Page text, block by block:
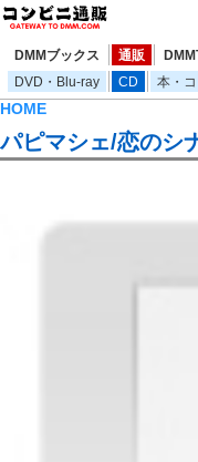
DMMブックス 通販
DVD・Blu-ray
CD 本・
HOME
パピマシェ/恋のシ